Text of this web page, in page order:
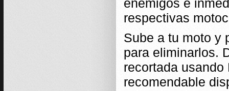
enemigos e
respectivas
Sube a tu moto y
para eliminarlos.
recortada
recomendable